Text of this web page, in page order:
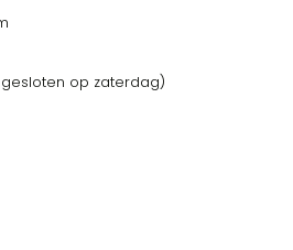
gesloten op zaterdag)